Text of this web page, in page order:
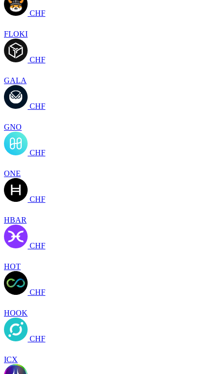
CHF
FLOKI
CHF
GALA
CHF
GNO
CHF
ONE
CHF
HBAR
CHF
HOT
CHF
HOOK
CHF
ICX